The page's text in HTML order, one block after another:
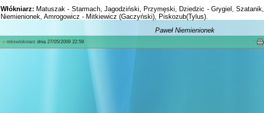
Włókniarz: Matuszak - Starmach, Jagodziński, Przymęski, Dziedzic - Grygiel, Szatanik,
Niemienionek, Amrogowicz - Mitkiewicz (Gaczyński), Piskozub(Tylus).
Paweł Niemienionek
mkswlokniarz dnia 27/05/2009 22:59 ·